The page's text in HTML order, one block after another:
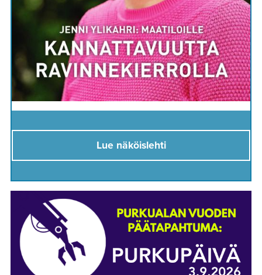
Lue näköislehti